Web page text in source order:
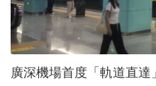
廣深機場首度「軌道直